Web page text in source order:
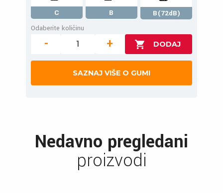
C B
B(72dB)
Odaberite količinu
- +
SAZNAJ VIŠE O GUMI
Nedavno pregledani
proizvodi